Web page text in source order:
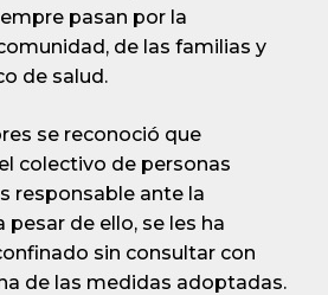
pasan por la
de las familias y
de salud.
se reconoció que
colectivo de personas
responsable ante la
pesar de ello, se les ha
sin consultar con
de las medidas adoptadas.